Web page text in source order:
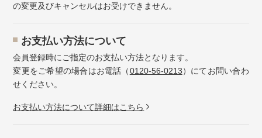
の変更及びキャンセルはお受けできません。
お⽀払い⽅法について
会員登録時にご指定のお支払い方法となります。
変更をご希望の場合はお電話（0120-56-0213）にてお問い合わ
せください。
お⽀払い⽅法について詳細はこちら